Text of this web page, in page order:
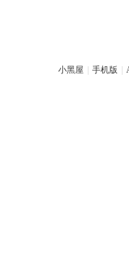
小黑屋 手机版